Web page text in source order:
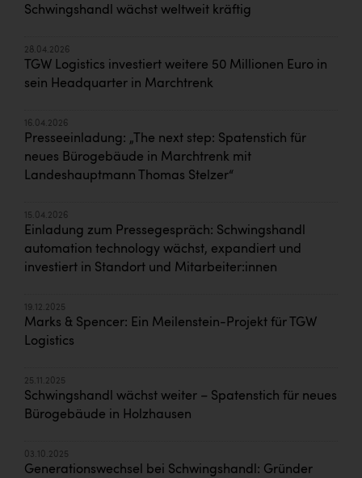
Schwingshandl wächst weltweit kräftig
28.04.2026
TGW Logistics investiert weitere 50 Millionen Euro in
sein Headquarter in Marchtrenk
16.04.2026
Presseeinladung: „The next step: Spatenstich für
neues Bürogebäude in Marchtrenk mit
Landeshauptmann Thomas Stelzer“
15.04.2026
Einladung zum Pressegespräch: Schwingshandl
automation technology wächst, expandiert und
investiert in Standort und Mitarbeiter:innen
19.12.2025
Marks & Spencer: Ein Meilenstein-Projekt für TGW
Logistics
25.11.2025
Schwingshandl wächst weiter – Spatenstich für neues
Bürogebäude in Holzhausen
03.10.2025
Generationswechsel bei Schwingshandl: Gründer